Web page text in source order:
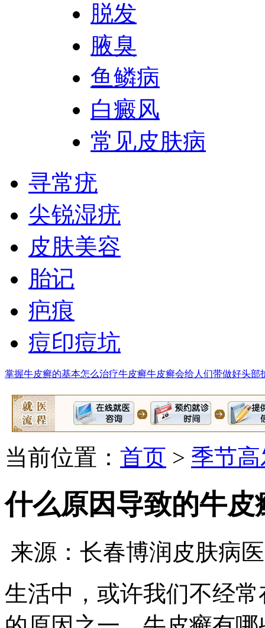
脱发
腋臭
鱼鳞病
白癜风
常见皮肤病
寻常疣
尖锐湿疣
皮肤美容
胎记
疤痕
痘印痘坑
掌握牛皮癣的基本怎么治疗牛皮癣牛皮癣会给人们带做好头部
当前位置： 首页 > 季节
什么原因导致的牛皮
来源：长春博润皮肤病
生活中，或许我们不经